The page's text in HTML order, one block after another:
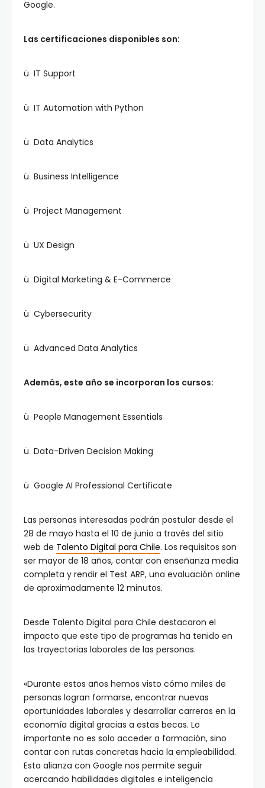
Google.
Las certificaciones disponibles son:
ü IT Support
ü IT Automation with Python
ü Data Analytics
ü Business Intelligence
ü Project Management
ü UX Design
ü Digital Marketing & E-Commerce
ü Cybersecurity
ü Advanced Data Analytics
Además, este año se incorporan los cursos:
ü People Management Essentials
ü Data-Driven Decision Making
ü Google AI Professional Certificate
Las personas interesadas podrán postular desde el
28 de mayo hasta el 10 de junio a través del sitio
web de Talento Digital para Chile. Los requisitos son
ser mayor de 18 años, contar con enseñanza media
completa y rendir el Test ARP, una evaluación online
de aproximadamente 12 minutos.
Desde Talento Digital para Chile destacaron el
impacto que este tipo de programas ha tenido en
las trayectorias laborales de las personas.
«Durante estos años hemos visto cómo miles de
personas logran formarse, encontrar nuevas
oportunidades laborales y desarrollar carreras en la
economía digital gracias a estas becas. Lo
importante no es solo acceder a formación, sino
contar con rutas concretas hacia la empleabilidad.
Esta alianza con Google nos permite seguir
acercando habilidades digitales e inteligencia